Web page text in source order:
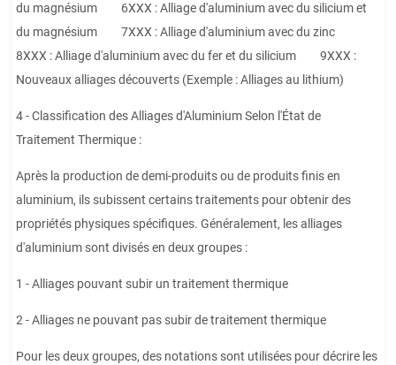
du magnésium 6XXX : Alliage d'aluminium avec du silicium et
du magnésium 7XXX : Alliage d'aluminium avec du zinc
8XXX : Alliage d'aluminium avec du fer et du silicium 9XXX :
Nouveaux alliages découverts (Exemple : Alliages au lithium)
4 - Classification des Alliages d'Aluminium Selon l'État de
Traitement Thermique :
Après la production de demi-produits ou de produits finis en
aluminium, ils subissent certains traitements pour obtenir des
propriétés physiques spécifiques. Généralement, les alliages
d'aluminium sont divisés en deux groupes :
1 - Alliages pouvant subir un traitement thermique
2 - Alliages ne pouvant pas subir de traitement thermique
Pour les deux groupes, des notations sont utilisées pour décrire les